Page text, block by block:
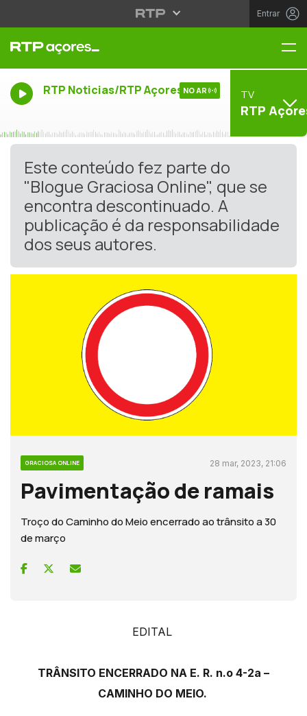
Entrar
RTP Noticias/RTP Açores NO AR TV
RTP
Este conteúdo fez parte do
"Blogue Graciosa Online", que se
encontra descontinuado. A
publicação é da responsabilidade
dos seus autores.
GRACIOSA ONLINE 28 mar, 2023, 21:06
Pavimentação de ramais
Troço do Caminho do Meio encerrado ao trânsito a 30
de março
EDITAL
TRÂNSITO ENCERRADO NA E. R. n.o 4-2a –
CAMINHO DO MEIO.